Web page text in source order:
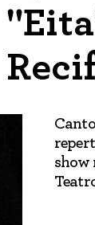
show